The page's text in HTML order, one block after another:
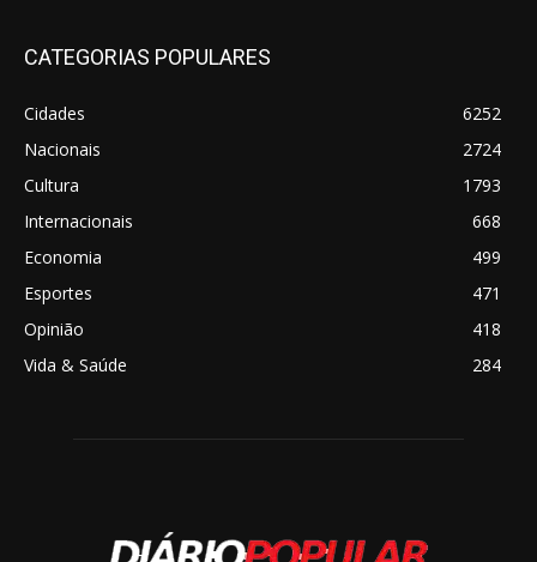
CATEGORIAS POPULARES
Cidades
6252
Nacionais
2724
Cultura
1793
Internacionais
668
Economia
499
Esportes
471
Opinião
418
Vida & Saúde
284